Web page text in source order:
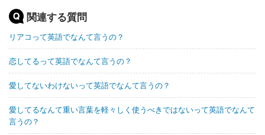
関連する質問
リアコって英語でなんて言うの？
恋してるって英語でなんて言うの？
愛してないわけないって英語でなんて言うの？
愛してるなんて重い言葉を軽々しく使うべきではないって英語でなんて
言うの？